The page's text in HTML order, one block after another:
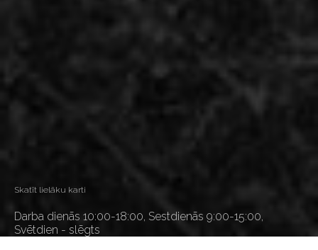
Skatīt lielāku karti
Darba dienās 10:00-18:00, Sestdienās 9:00-15:00,
Svētdien - slēgts